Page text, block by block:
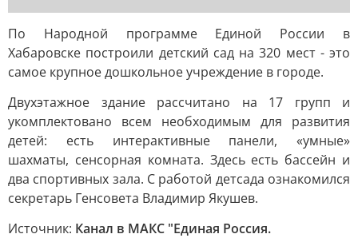
По Народной программе Единой России в
Хабаровске построили детский сад на 320 мест - это
самое крупное дошкольное учреждение в городе.
Двухэтажное здание рассчитано на 17 групп и
укомплектовано всем необходимым для развития
детей: есть интерактивные панели, «умные»
шахматы, сенсорная комната. Здесь есть бассейн и
два спортивных зала. С работой детсада ознакомился
секретарь Генсовета Владимир Якушев.
Источник: Канал в МАКС "Единая Россия.